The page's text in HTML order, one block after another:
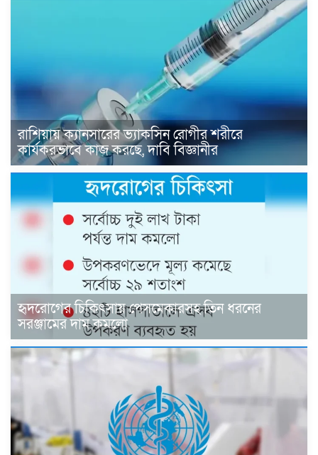
রাশিয়ায় ক্যানসারের ভ্যাকসিন রোগীর শরীরে
কার্যকরভাবে কাজ করছে, দাবি বিজ্ঞানীর
হৃদরোগের চিকিৎসায় পেসমেকারসহ তিন ধরনের
সরঞ্জামের দাম কমলো